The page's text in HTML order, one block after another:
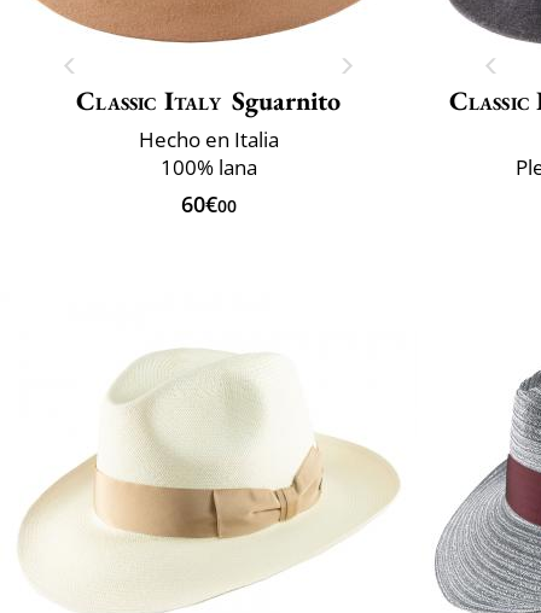
Classic Italy Sguarnito
Hecho en Italia
100% lana
60€00